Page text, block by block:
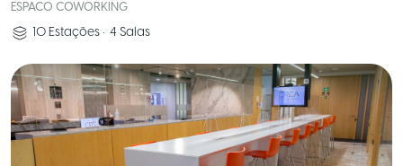
ESPACO COWORKING
10 Estações • 4 Salas